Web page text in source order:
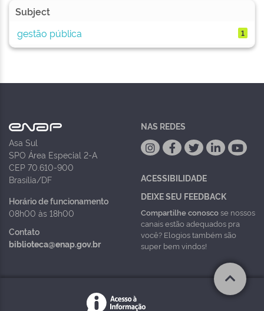
Subject
gestão pública
1
Asa Sul
SPO Área Especial 2-A
CEP 70.610-900
Brasília/DF
Horário de funcionamento
08h00 às 18h00
Contato
biblioteca@enap.gov.br
NAS REDES
ACESSIBILIDADE
DEIXE SEU FEEDBACK
Compartilhe conoscose nossos
canais estão adequados pra
você? Elogios também são
super bem vindos!